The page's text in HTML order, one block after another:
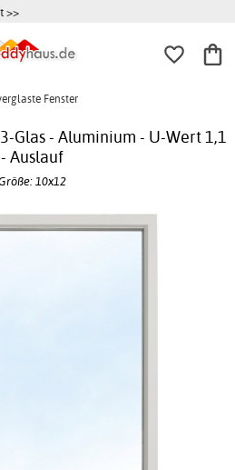
>>
Fenster
Glas - Aluminium - U-Wert 1,1
- Auslauf
10x12